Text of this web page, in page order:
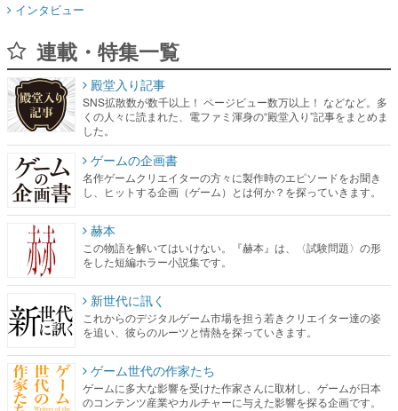
インタビュー
連載・特集一覧
殿堂入り記事
SNS拡散数が数千以上！ ページビュー数万以上！ などなど。多
くの人々に読まれた、電ファミ渾身の“殿堂入り”記事をまとめま
した。
ゲームの企画書
名作ゲームクリエイターの方々に製作時のエピソードをお聞き
し、ヒットする企画（ゲーム）とは何か？を探っていきます。
赫本
この物語を解いてはいけない。『赫本』は、〈試験問題〉の形
をした短編ホラー小説集です。
新世代に訊く
これからのデジタルゲーム市場を担う若きクリエイター達の姿
を追い、彼らのルーツと情熱を探っていきます。
ゲーム世代の作家たち
ゲームに多大な影響を受けた作家さんに取材し、ゲームが日本
のコンテンツ産業やカルチャーに与えた影響を探る企画です。